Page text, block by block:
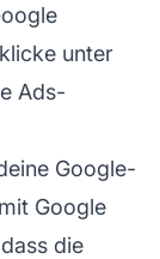
unter
Ads-
Google-
Google
die